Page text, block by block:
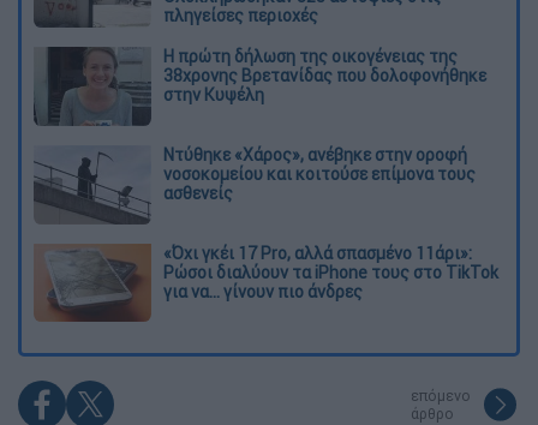
πληγείσες περιοχές
Η πρώτη δήλωση της οικογένειας της
38χρονης Βρετανίδας που δολοφονήθηκε
στην Κυψέλη
Ντύθηκε «Χάρος», ανέβηκε στην οροφή
νοσοκομείου και κοιτούσε επίμονα τους
ασθενείς
«Όχι γκέι 17 Pro, αλλά σπασμένο 11άρι»:
Ρώσοι διαλύουν τα iPhone τους στο TikTok
για να... γίνουν πιο άνδρες
επόμενο
άρθρο